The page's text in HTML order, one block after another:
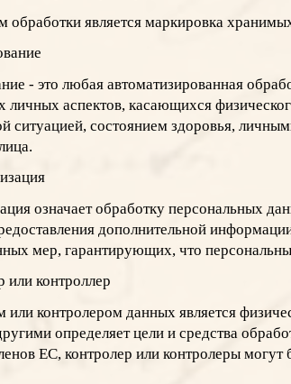
обработки является маркировка
- это любая автоматизированная
личных аспектов, касающихся
ситуацией, состоянием здоровья,
означает обработку персональных
дополнительной
мер, гарантирующих, что
или контроллер
или контролером данных является
определяет цели и средства
ЕС, контролер или контролеры